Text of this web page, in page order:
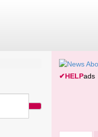
✔HELPads